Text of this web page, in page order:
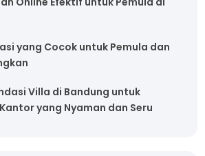
yang Cocok untuk Pemula dan
Villa di Bandung untuk
yang Nyaman dan Seru